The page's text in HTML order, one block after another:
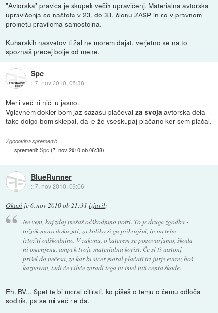
"Avtorska" pravica je skupek večih upravičenj. Materialna avtorska
upravičenja so našteta v 23. do 33. členu ZASP in so v pravnem
prometu praviloma samostojna.
Kuharskih nasvetov ti žal ne morem dajat, verjetno se na to
spoznaš precej bolje od mene.
Spc
::7. nov 2010, 06:38
Meni več ni nič tu jasno.
Vglavnem dokler bom jaz sazasu plačevalza svoja avtorska dela
tako dolgo bom sklepal, da je že vseskupaj plačano ker sem plačal.
Zgodovina sprememb…
spremenil:Spc (7. nov 2010 ob 06:38)
BlueRunner
::7. nov 2010, 09:06
Okapi je6. nov 2010 ob 21:31 izjavil:
Ne vem, kaj zdaj mešaš odškodnino notri. To je druga zgodba -
tožnik mora dokazati, za koliko si ga prikrajšal, in od tebe
iztožiti odškodnino. V zakonu, o katerem se pogovarjamo, škoda
ni omenjena, ampak tvoja materialna korist. Če si ti zastonj
prišel do nečesa, za kar bi sicer moral plačati tri jurje evrov, boš
kaznovan, tudi če nihče zaradi tega ni imel niti centa škode.
Eh. BV... Spet te bi moral citirati, ko pišeš o temu o čemu odloča
sodnik, pa se mi več ne da.